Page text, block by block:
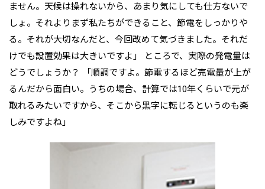
ません。天候は操れないから、あまり気にしても仕方ないで
しょ。それよりまず私たちができること、節電をしっかりや
る。それが大切なんだと、今回改めて気づきました。それだ
けでも設置効果は大きいですよ」 ところで、実際の発電量は
どうでしょうか？ 「順調ですよ。節電するほど売電量が上が
るんだから面白い。うちの場合、計算では10年くらいで元が
取れるみたいですから、そこから黒字に転じるというのも楽
しみですよね」